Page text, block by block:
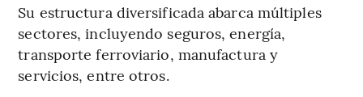
Su estructura diversificada abarca múltiples
sectores, incluyendo seguros, energía,
transporte ferroviario, manufactura y
servicios, entre otros.